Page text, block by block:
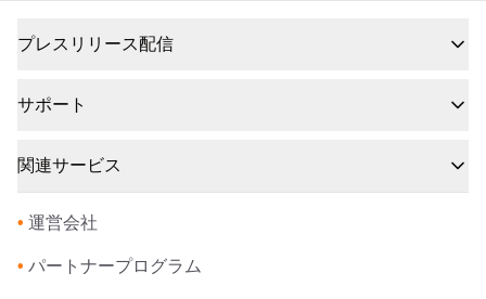
プレスリリース配信
サポート
関連サービス
• 運営会社
• パートナープログラム